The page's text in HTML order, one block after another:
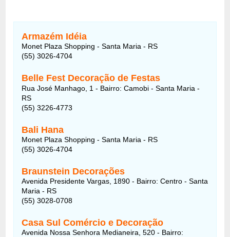
Armazém Idéia
Monet Plaza Shopping - Santa Maria - RS
(55) 3026-4704
Belle Fest Decoração de Festas
Rua José Manhago, 1 - Bairro: Camobi - Santa Maria -
RS
(55) 3226-4773
Bali Hana
Monet Plaza Shopping - Santa Maria - RS
(55) 3026-4704
Braunstein Decorações
Avenida Presidente Vargas, 1890 - Bairro: Centro - Santa
Maria - RS
(55) 3028-0708
Casa Sul Comércio e Decoração
Avenida Nossa Senhora Medianeira, 520 - Bairro: